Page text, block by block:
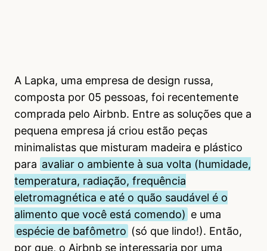
A Lapka, uma empresa de design russa,
composta por 05 pessoas, foi recentemente
comprada pelo Airbnb. Entre as soluções que a
pequena empresa já criou estão peças
minimalistas que misturam madeira e plástico
para avaliar o ambiente à sua volta (humidade,
temperatura, radiação, frequência
eletromagnética e até o quão saudável é o
alimento que você está comendo) e uma
espécie de bafômetro (só que lindo!). Então,
por que, o Airbnb se interessaria por uma